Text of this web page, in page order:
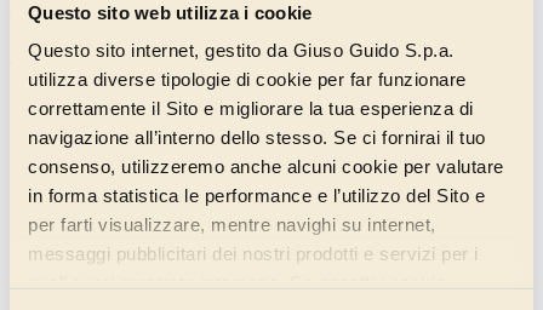
Questo sito web utilizza i cookie
Questo sito internet, gestito da Giuso Guido S.p.a.
utilizza diverse tipologie di cookie per far funzionare
correttamente il Sito e migliorare la tua esperienza di
navigazione all’interno dello stesso. Se ci fornirai il tuo
consenso, utilizzeremo anche alcuni cookie per valutare
in forma statistica le performance e l’utilizzo del Sito e
per farti visualizzare, mentre navighi su internet,
messaggi pubblicitari dei nostri prodotti e servizi per i
acidulo.
Scopri di più